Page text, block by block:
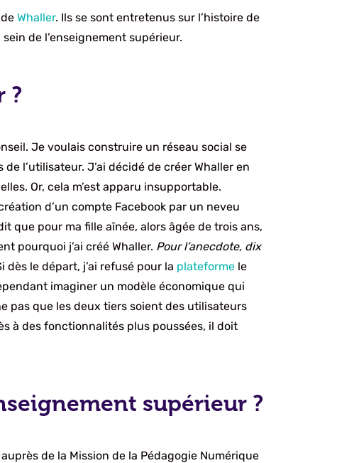
deWhaller. Ils se sont entretenus sur l’histoire de
de l’enseignement supérieur.
?
Je voulais construire un réseau social se
l’utilisateur. J’ai décidé de créer Whaller en
Or, cela m’est apparu insupportable.
d’un compte Facebook par un neveu
que pour ma fille aînée, alors âgée de trois ans,
pourquoi j’ai créé Whaller. Pour l’anecdote, dix
dès le départ, j’ai refusé pour la plateforme le
imaginer un modèle économique qui
pas que les deux tiers soient des utilisateurs
à des fonctionnalités plus poussées, il doit
supérieur ?
de la Mission de la Pédagogie Numérique